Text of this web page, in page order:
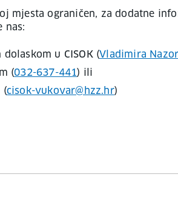
mjesta ograničen, za dodatne
nas:
dolaskom u CISOK (Vladimira
(032-637-441) ili
(cisok-vukovar@hzz.hr)